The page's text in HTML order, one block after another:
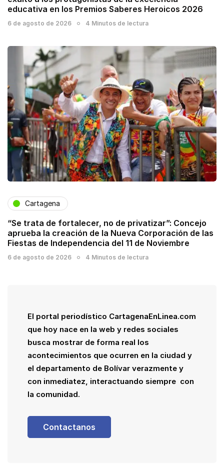
educativa en los Premios Saberes Heroicos 2026
6 de agosto de 2026 4 Minutos de lectura
Cartagena
“Se trata de fortalecer, no de privatizar”: Concejo
aprueba la creación de la Nueva Corporación de las
Fiestas de Independencia del 11 de Noviembre
6 de agosto de 2026 4 Minutos de lectura
El portal periodístico CartagenaEnLinea.com
que hoy nace en la web y redes sociales
busca mostrar de forma real los
acontecimientos que ocurren en la ciudad y
el departamento de Bolívar verazmente y
con inmediatez, interactuando siempre con
la comunidad.
Contactanos